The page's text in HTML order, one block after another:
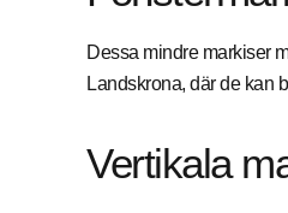
Dessa mindre markiser
Landskrona, där de kan
Vertikala